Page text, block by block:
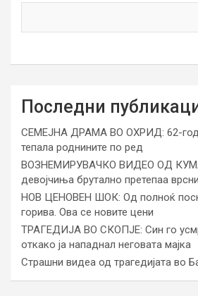
Последни
СЕМЕЈНА ДРАМА ВО ОХРИД: 62-
тепала роднините по ред
ВОЗНЕМИРУВАЧКО ВИДЕО ОД
девојчиња брутално претепаа
НОВ ЦЕНОВЕН ШОК: Од полноќ
горива. Ова се новите цени
ТРАГЕДИЈА ВО СКОПЈЕ: Син го
откако ја нападнал неговата мајка
Страшни видеа од трагедијата во